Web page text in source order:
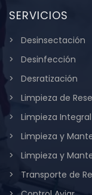
SERVICIOS
Desinsectación
Desinfección
Desratización
Limpieza de
Limpieza
Limpieza y
Limpieza y
Transporte de